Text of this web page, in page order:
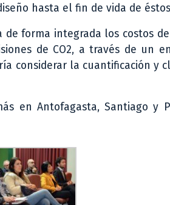
hasta el fin de vida de
forma integrada los costos
de CO2, a través de un
considerar la cuantificación y
en Antofagasta, Santiago y